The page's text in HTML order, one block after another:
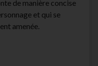
de manière concise
et qui se
amenée.